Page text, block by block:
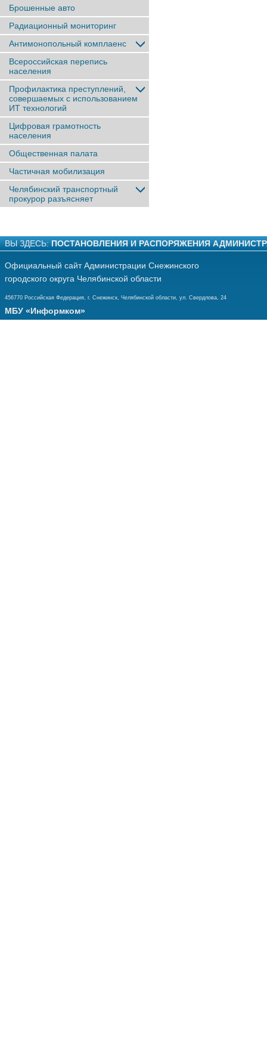
Брошенные авто
Радиационный мониторинг
Антимонопольный комплаенс
Всероссийская перепись
населения
Профилактика преступлений,
совершаемых с использованием
ИТ технологий
Цифровая грамотность
населения
Общественная палата
Частичная мобилизация
Челябинский транспортный
прокурор разъясняет
ВЫ ЗДЕСЬ: ПОСТАНОВЛЕНИЯ И РАСПОРЯЖЕНИЯ
Официальный сайт Администрации Снежинского
городского округа Челябинской области
456770 Российская Федерация, г. Снежинск, Челябинской области, ул. Свердлова, 24
МБУ «Информком»